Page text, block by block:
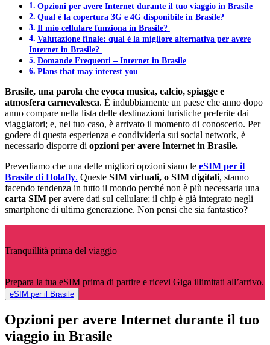
Opzioni per avere Internet durante il tuo viaggio in Brasile
Qual è la copertura 3G e 4G disponibile in Brasile?
Il mio cellulare funziona in Brasile?
Valutazione finale: qual è la migliore alternativa per avere
Internet in Brasile?
Domande Frequenti – Internet in Brasile
Plans that may interest you
Brasile, una parola che evoca musica, calcio, spiagge e
atmosfera carnevalesca. È indubbiamente un paese che anno dopo
anno compare nella lista delle destinazioni turistiche preferite dai
viaggiatori; e, nel tuo caso, è arrivato il momento di conoscerlo. Per
godere di questa esperienza e condividerla sui social network, è
necessario disporre di opzioni per avere Internet in Brasile.
Prevediamo che una delle migliori opzioni siano le eSIM per il
Brasile di Holafly. Queste SIM virtuali, o SIM digitali, stanno
facendo tendenza in tutto il mondo perché non è più necessaria una
carta SIM per avere dati sul cellulare; il chip è già integrato negli
smartphone di ultima generazione. Non pensi che sia fantastico?
Tranquillità prima del viaggio
Prepara la tua eSIM prima di partire e ricevi Giga illimitati all’arrivo.
eSIM per il Brasile
Opzioni per avere Internet durante il tuo
viaggio in Brasile